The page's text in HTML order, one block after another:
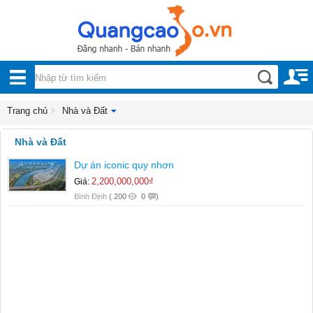
BỘ
DANH
MỤC
Nội, ngoại thất
Điện thoại, Viễn thông
Cho thuê nhà đất
Mua bán nhà đất
Dịch vụ
Trang chủ Nhà và Đất
Nhà và Đất
Dự án iconic quy nhơn
Giá: 2,200,000,000₫
Bình Định ( 200 0 )